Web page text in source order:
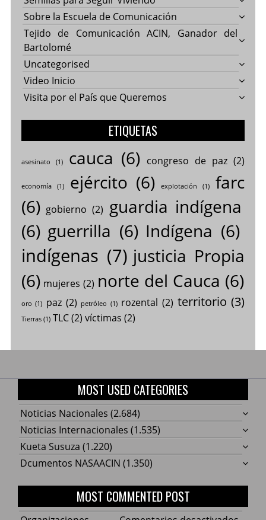
Sobre la Escuela de Comunicación
Tejido de Comunicación ACIN, Ganador del
Bartolomé
Uncategorised
Video Inicio
Visita por el País que Queremos
ETIQUETAS
asesinato (1) cauca (6) congreso de paz(2)
economía(1) ejército (6) explotación (1)
farc
(6) gobierno (2) guardia indígena
(6) guerrilla (6) Indígena (6)
indígenas (7) justicia Propia
(6) mujeres (2) norte del Cauca (6)
oro (1) paz (2) petróleo (1) rozental (2) territorio (3)
Tierras(1) TLC(2) víctimas (2)
MOST USED CATEGORIES
Noticias Nacionales (2.684)
Noticias Internacionales (1.535)
Kueta Susuza (1.220)
Dcumentos NASAACIN (1.350)
MOST COMMENTED POST